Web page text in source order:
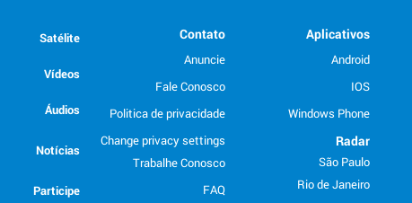
Aplicativos
Android
IOS
Windows Phone
Radar
São Paulo
Rio de Janeiro
Contato
Anuncie
Fale Conosco
Politica de privacidade
Change privacy settings
Trabalhe Conosco
FAQ
Satélite
Vídeos
Áudios
Notícias
Participe